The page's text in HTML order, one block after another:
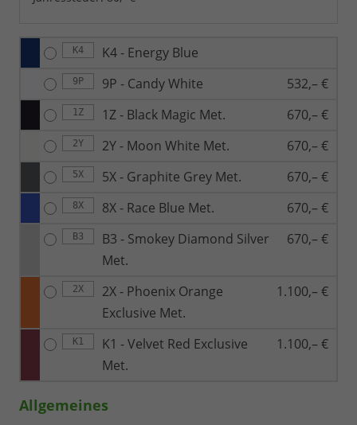
K4 K4 - Energy Blue
9P 9P - Candy White 532,– €
1Z 1Z - Black Magic Met. 670,– €
2Y 2Y - Moon White Met. 670,– €
5X 5X - Graphite Grey Met. 670,– €
8X 8X - Race Blue Met. 670,– €
B3
B3 - Smokey Diamond Silver
Met.
670,– €
2X
2X - Phoenix Orange
Exclusive Met.
1.100,– €
K1
K1 - Velvet Red Exclusive
Met.
1.100,– €
Allgemeines